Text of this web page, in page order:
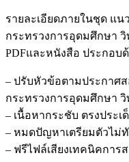
วิศวกร
โยธา
สำนักงาน
ปลัด
กระทรวง
การ
อุดมศึกษา
วิทยาศาสตร์
รายละเอียดภายในชุด แ
กระทรวงการอุดมศึกษา
PDFและหนังสือ ประกอบ
– ปรับหัวข้อตามประกาศ
กระทรวงการอุดมศึกษา
– เนื้อหากระชับ ตรงประเ
– หมดปัญหาเตรียมตัวไม่
– ฟรีไฟล์เสียงเทคนิคกา